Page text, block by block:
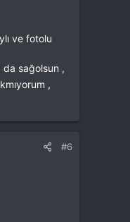
ve fotolu
da sağolsun ,
,
#6